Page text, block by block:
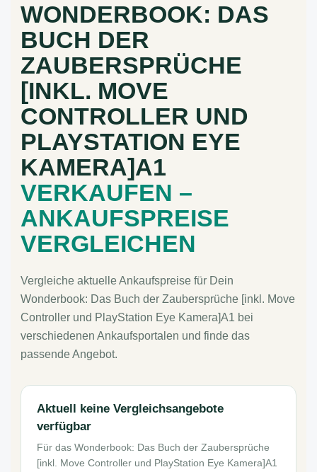
WONDERBOOK: DAS
BUCH DER
ZAUBERSPRÜCHE
[INKL. MOVE
CONTROLLER UND
PLAYSTATION EYE
KAMERA]A1
VERKAUFEN –
ANKAUFSPREISE
VERGLEICHEN
Vergleiche aktuelle Ankaufspreise für Dein
Wonderbook: Das Buch der Zaubersprüche [inkl. Move
Controller und PlayStation Eye Kamera]A1 bei
verschiedenen Ankaufsportalen und finde das
passende Angebot.
Aktuell keine Vergleichsangebote
verfügbar
Für das Wonderbook: Das Buch der Zaubersprüche
[inkl. Move Controller und PlayStation Eye Kamera]A1